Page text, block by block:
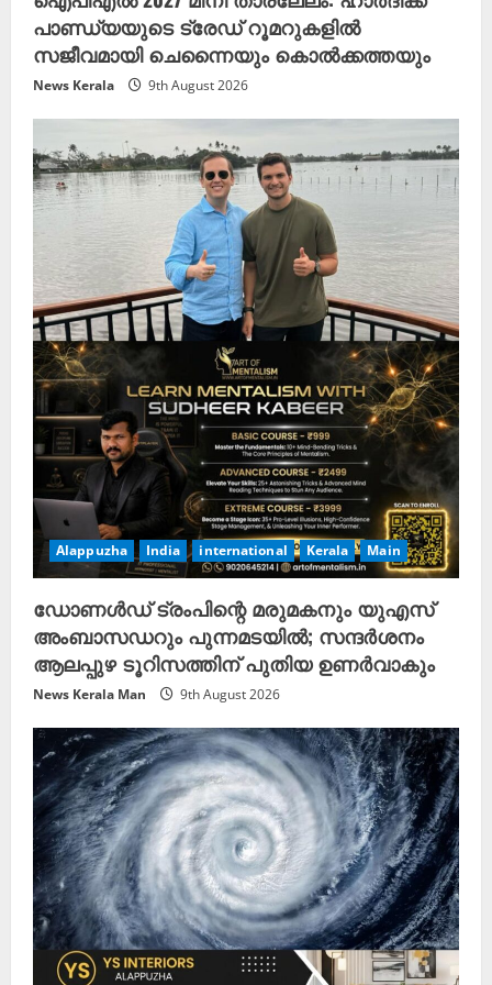
പാണ്ഡ്യയുടെ ട്രേഡ് റൂമറുകളിൽ
സജീവമായി ചെന്നൈയും കൊൽക്കത്തയും
News Kerala 9th August 2026
Alappuzha India international Kerala Main
ഡോണൾഡ് ട്രംപിന്റെ മരുമകനും യുഎസ്
അംബാസഡറും പുന്നമടയിൽ; സന്ദർശനം
ആലപ്പുഴ ടൂറിസത്തിന് പുതിയ ഉണർവാകും
News Kerala Man 9th August 2026